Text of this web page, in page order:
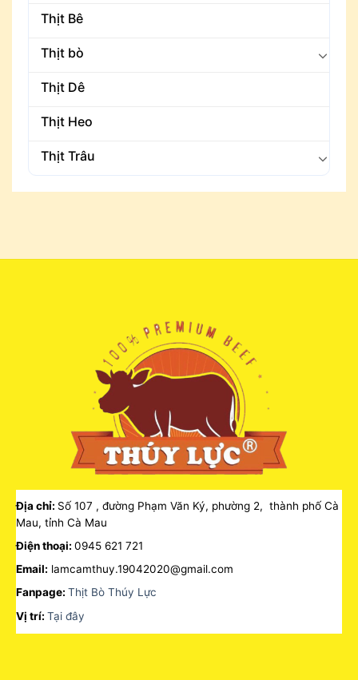
Thịt Bê
Thịt bò
Thịt Dê
Thịt Heo
Thịt Trâu
Địa chỉ: Số 107 , đường Phạm Văn Ký, phường 2, thành phố Cà
Mau, tỉnh Cà Mau
Điện thoại: 0945 621 721
Email: lamcamthuy.19042020@gmail.com
Fanpage: Thịt Bò Thúy Lực
Vị trí: Tại đây